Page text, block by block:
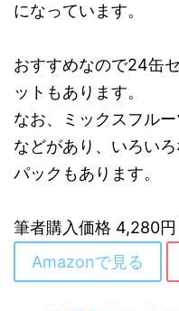
になっています。
おすすめなので24缶
ットもあります。
なお、ミックスフル
などがあり、いろい
パックもあります。
筆者購入価格 4,280円
Amazonで見る